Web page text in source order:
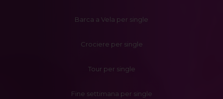
Barca a Vela per single
Crociere per single
Tour per single
Fine settimana per single